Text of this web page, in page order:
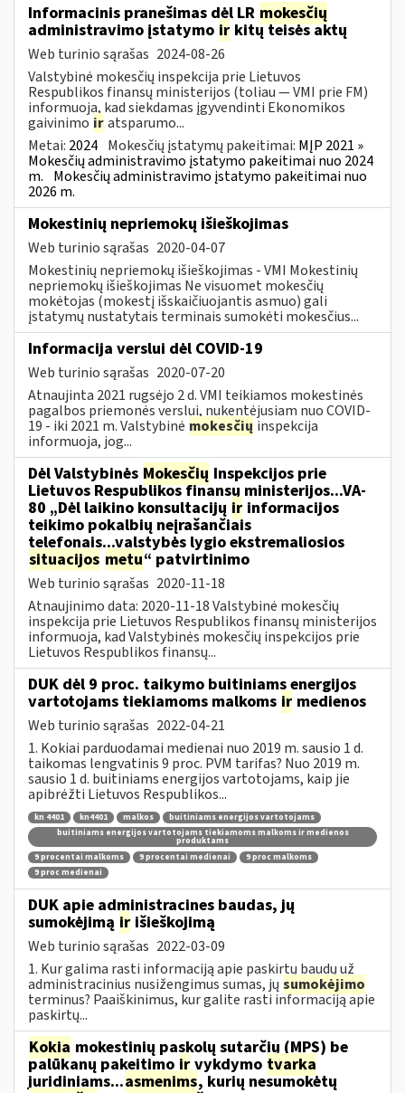
Informacinis pranešimas dėl LR mokesčių
administravimo įstatymo ir kitų teisės aktų
Web turinio sąrašas 2024-08-26
Valstybinė mokesčių inspekcija prie Lietuvos
Respublikos finansų ministerijos (toliau — VMI prie FM)
informuoja, kad siekdamas įgyvendinti Ekonomikos
gaivinimo iratsparumo...
Metai: 2024 Mokesčių įstatymų pakeitimai: MĮP 2021 »
Mokesčių administravimo įstatymo pakeitimai nuo 2024
m. Mokesčių administravimo įstatymo pakeitimai nuo
2026 m.
Mokestinių nepriemokų išieškojimas
Web turinio sąrašas 2020-04-07
Mokestinių nepriemokų išieškojimas - VMI Mokestinių
nepriemokų išieškojimas Ne visuomet mokesčių
mokėtojas (mokestį išskaičiuojantis asmuo) gali
įstatymų nustatytais terminais sumokėti mokesčius...
Informacija verslui dėl COVID-19
Web turinio sąrašas 2020-07-20
Atnaujinta 2021 rugsėjo 2 d. VMI teikiamos mokestinės
pagalbos priemonės verslui, nukentėjusiam nuo COVID-
19 - iki 2021 m. Valstybinė mokesčių inspekcija
informuoja, jog...
Dėl Valstybinės Mokesčių Inspekcijos prie
Lietuvos Respublikos finansų ministerijos...VA-
80 „Dėl laikino konsultacijų ir informacijos
teikimo pokalbių neįrašančiais
telefonais...valstybės lygio ekstremaliosios
situacijos metu“ patvirtinimo
Web turinio sąrašas 2020-11-18
Atnaujinimo data: 2020-11-18 Valstybinė mokesčių
inspekcija prie Lietuvos Respublikos finansų ministerijos
informuoja, kad Valstybinės mokesčių inspekcijos prie
Lietuvos Respublikos finansų...
DUK dėl 9 proc. taikymo buitiniams energijos
vartotojams tiekiamoms malkoms ir medienos
Web turinio sąrašas 2022-04-21
1. Kokiai parduodamai medienai nuo 2019 m. sausio 1 d.
taikomas lengvatinis 9 proc. PVM tarifas? Nuo 2019 m.
sausio 1 d. buitiniams energijos vartotojams, kaip jie
apibrėžti Lietuvos Respublikos...
kn 4401 kn4401 malkos
buitiniams energijos vartotojams
buitiniams energijos vartotojams tiekiamoms malkoms ir medienos
produktams
9 procentai malkoms
9 procentai medienai
9 proc malkoms
9 proc medienai
DUK apie administracines baudas, jų
sumokėjimą ir išieškojimą
Web turinio sąrašas 2022-03-09
1. Kur galima rasti informaciją apie paskirtų baudų už
administracinius nusižengimus sumas, jų sumokėjimo
terminus? Paaiškinimus, kur galite rasti informaciją apie
paskirtų...
Kokia mokestinių paskolų sutarčių (MPS) be
palūkanų pakeitimo ir vykdymo tvarka
juridiniams...asmenims, kurių nesumokėtų